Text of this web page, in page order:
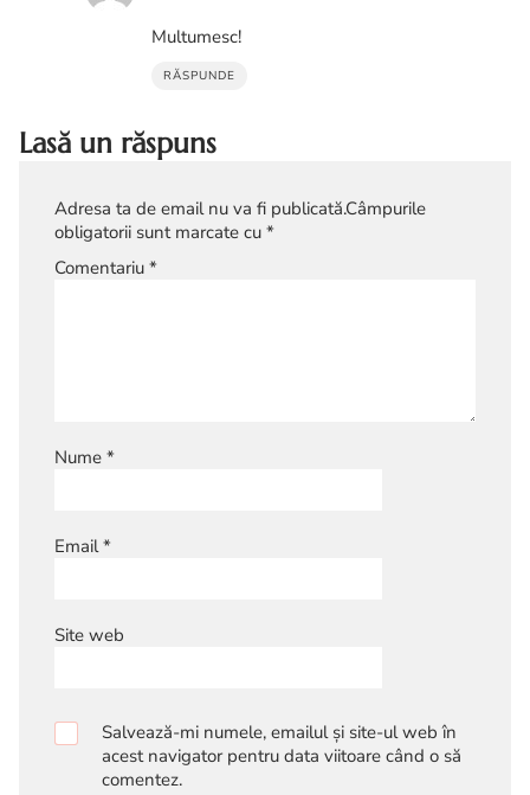
Multumesc!
RĂSPUNDE
Lasă un răspuns
Adresa ta de email nu va fi publicată.Câmpurile
obligatorii sunt marcate cu *
Comentariu *
Nume *
Email*
Site web
Salvează-mi numele, emailul și site-ul web în
acest navigator pentru data viitoare când o să
comentez.